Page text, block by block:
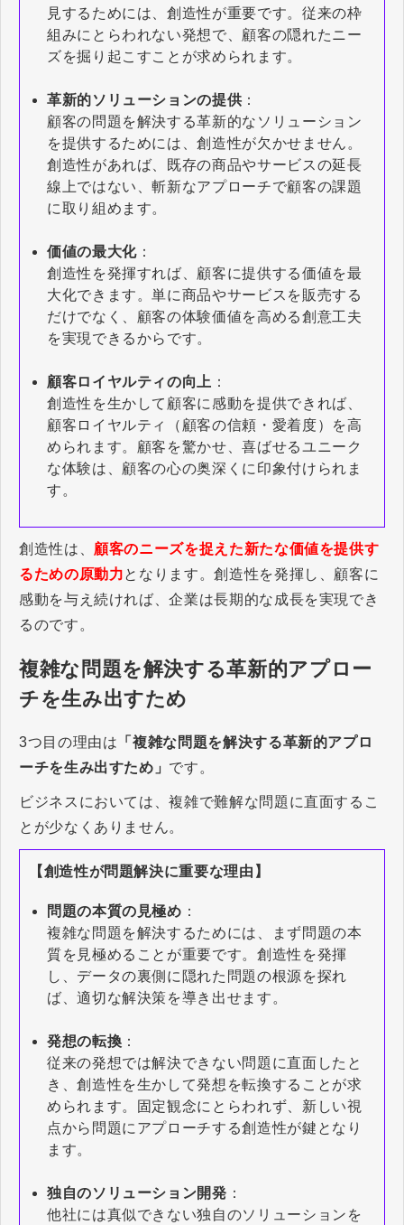
見するためには、創造性が重要です。従来の枠
組みにとらわれない発想で、顧客の隠れたニー
ズを掘り起こすことが求められます。
革新的ソリューションの提供 ：
顧客の問題を解決する革新的なソリューション
を提供するためには、創造性が欠かせません。
創造性があれば、既存の商品やサービスの延長
線上ではない、斬新なアプローチで顧客の課題
に取り組めます。
価値の最大化：
創造性を発揮すれば、顧客に提供する価値を最
大化できます。単に商品やサービスを販売する
だけでなく、顧客の体験価値を高める創意工夫
を実現できるからです。
顧客ロイヤルティの向上 ：
創造性を生かして顧客に感動を提供できれば、
顧客ロイヤルティ（顧客の信頼・愛着度）を高
められます。顧客を驚かせ、喜ばせるユニーク
な体験は、顧客の心の奥深くに印象付けられま
す。
創造性は、 顧客のニーズを捉えた新たな価値を提供す
るための原動力となります。創造性を発揮し、顧客に
感動を与え続ければ、企業は長期的な成長を実現でき
るのです。
複雑な問題を解決する革新的アプロー
チを生み出すため
3つ目の理由は 「複雑な問題を解決する革新的アプロ
ーチを生み出すため」 です。
ビジネスにおいては、複雑で難解な問題に直面するこ
とが少なくありません。
【創造性が問題解決に重要な理由】
問題の本質の見極め ：
複雑な問題を解決するためには、まず問題の本
質を見極めることが重要です。創造性を発揮
し、データの裏側に隠れた問題の根源を探れ
ば、適切な解決策を導き出せます。
発想の転換 ：
従来の発想では解決できない問題に直面したと
き、創造性を生かして発想を転換することが求
められます。固定観念にとらわれず、新しい視
点から問題にアプローチする創造性が鍵となり
ます。
独自のソリューション開発 ：
他社には真似できない独自のソリューションを